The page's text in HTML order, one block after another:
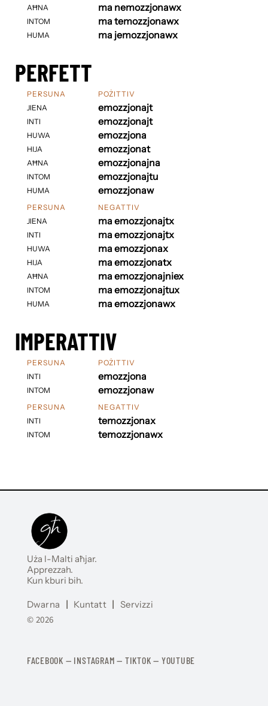
AĦNA
INTOM
HUMA
ma nemozzjonawx
ma temozzjonawx
ma jemozzjonawx
PERFETT
PERSUNA
JIENA
INTI
HUWA
HIJA
AĦNA
INTOM
HUMA
POŻITTIV
emozzjonajt
emozzjonajt
emozzjona
emozzjonat
emozzjonajna
emozzjonajtu
emozzjonaw
PERSUNA
JIENA
INTI
HUWA
HIJA
AĦNA
INTOM
HUMA
NEGATTIV
ma emozzjonajtx
ma emozzjonajtx
ma emozzjonax
ma emozzjonatx
ma emozzjonajniex
ma emozzjonajtux
ma emozzjonawx
IMPERATTIV
PERSUNA
INTI
INTOM
POŻITTIV
emozzjona
emozzjonaw
PERSUNA
INTI
INTOM
NEGATTIV
temozzjonax
temozzjonawx
Uża l-Malti aħjar.
Apprezzah.
Kun kburi bih.
Dwarna | Kuntatt | Servizzi
© 2026
FACEBOOK — INSTAGRAM — TIKTOK — YOUTUBE